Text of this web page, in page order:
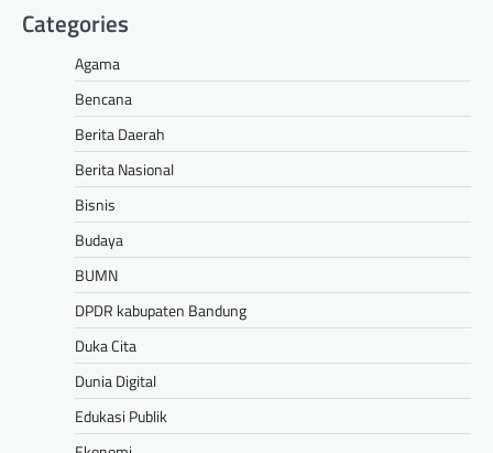
Categories
Agama
Bencana
Berita Daerah
Berita Nasional
Bisnis
Budaya
BUMN
DPDR kabupaten Bandung
Duka Cita
Dunia Digital
Edukasi Publik